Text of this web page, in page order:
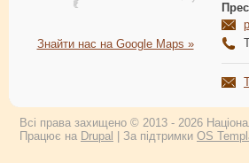
Знайти нас на Google Maps »
Всі права захищено © 2013 - 2026
Працює на Drupal | За підтримки OS